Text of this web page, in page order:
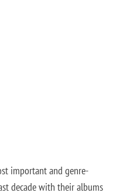
important and genre-
decade with their albums